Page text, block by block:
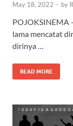
May 18, 2022 - by
POJOKSINEMA
lama mencatat
dirinya …
READ MORE